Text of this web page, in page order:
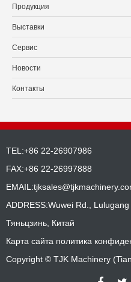
Продукция
Выставки
Сервис
Новости
Контакты
TEL:+86 22-26907986
FAX:+86 22-26997888
EMAIL:
ADDRESS:Wuwei Rd.,
Тяньцзинь, Китай
Карта сайта политика
Copyright © TJK Machinery